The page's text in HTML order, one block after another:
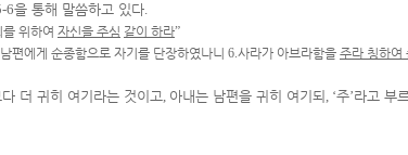
6을 통해 말씀하고 있다.
위하여 자신을 주심 같이 하라”
편에게 순종함으로 자기를 단장하였나니 6.사라가 아브라함을 주라 칭하여
더 귀히 여기라는 것이고, 아내는 남편을 귀히 여기되 , ‘주’라고 부